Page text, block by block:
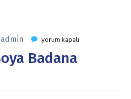
admin yorum kapalı
Badana